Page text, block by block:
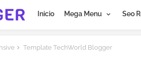
Inicio Mega Menu Seo
Template TechWorld Blogger